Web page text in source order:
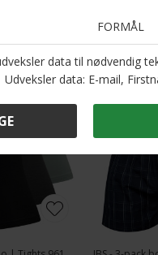
Andre købte også